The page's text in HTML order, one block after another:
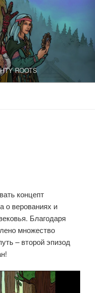
ROOTS
концепт
о верованиях и
Благодаря
множество
– второй эпизод